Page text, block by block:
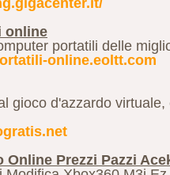
online
portatili delle
online.eoltt.com
gioco d'azzardo
Online Prezzi Pazzi